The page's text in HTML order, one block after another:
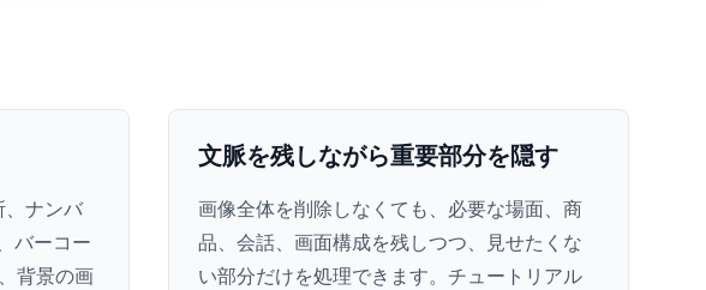
、ナンバ
バーコー
背景の画
文脈を残しながら重要部分を隠す
画像全体を削除しなくても、必要な場面、商
品、会話、画面構成を残しつつ、見せたくな
い部分だけを処理できます。チュートリアル